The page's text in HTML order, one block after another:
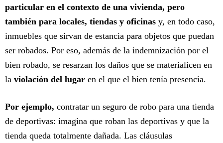
particular en el contexto de una vivienda, pero
también para locales, tiendas y oficinas y, en todo caso,
inmuebles que sirvan de estancia para objetos que puedan
ser robados. Por eso, además de la indemnización por el
bien robado, se resarzan los daños que se materialicen en
la violación del lugar en el que el bien tenía presencia.
Por ejemplo, contratar un seguro de robo para una tienda
de deportivas: imagina que roban las deportivas y que la
tienda queda totalmente dañada. Las cláusulas